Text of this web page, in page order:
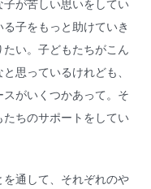
が苦しい思いをしてい
子をもっと助けていき
い。子どもたちがこん
思っているけれども、
がいくつかあって。そ
ちのサポートをしてい
通して、それぞれのや